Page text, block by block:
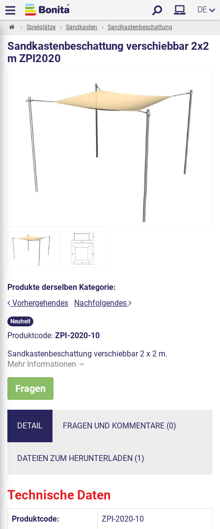
DE
Spielplätze Sandkasten Sandkastenbeschattung
Sandkastenbeschattung verschiebbar 2x2
m ZPI2020
Produkte derselben Kategorie:
Vorhergehendes
Nachfolgendes
Neuheit
Produktcode: ZPI-2020-10
Sandkastenbeschattung verschiebbar 2 x 2 m.
Mehr Informationen
Fragen
DETAIL FRAGEN UND KOMMENTARE (0)
DATEIEN ZUM HERUNTERLADEN (1)
Technische Daten
Produktcode: ZPI-2020-10